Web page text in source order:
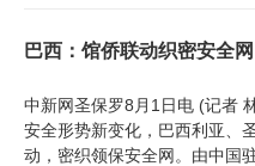
巴西：馆侨联动织密安全网
中新网圣保罗8月1日电 (记者
安全形势新变化，巴西利亚、
动，密织领保安全网。由中国